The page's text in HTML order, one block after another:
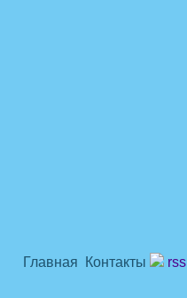
Главная Контакты rss